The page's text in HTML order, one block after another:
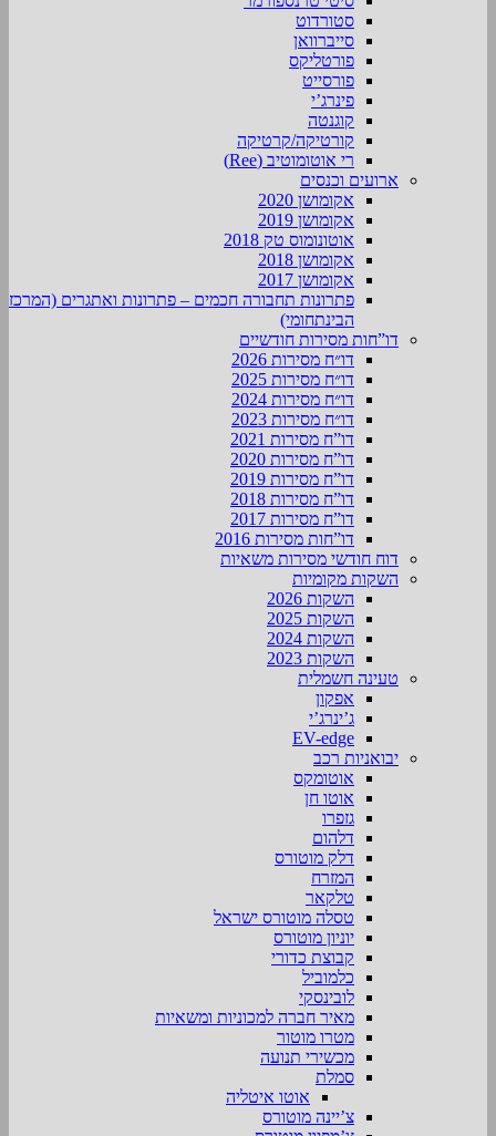
סטורדוט
סייברוואן
פורטליקס
פורסייט
פינרג’י
קוגנטה
קורטיקה/קרטיקה
רי אוטומוטיב (Ree)
ארועים וכנסים
אקומושן 2020
אקומושן 2019
אוטונומוס טק 2018
אקומושן 2018
אקומושן 2017
פתרונות תחבורה חכמים – פתרונות ואתגרים (המרכז
הבינתחומי)
דו”חות מסירות חודשיים
דו״ח מסירות 2026
דו״ח מסירות 2025
דו״ח מסירות 2024
דו״ח מסירות 2023
דו”ח מסירות 2021
דו”ח מסירות 2020
דו”ח מסירות 2019
דו”ח מסירות 2018
דו”ח מסירות 2017
דו”חות מסירות 2016
דוח חודשי מסירות משאיות
השקות מקומיות
השקות 2026
השקות 2025
השקות 2024
השקות 2023
טעינה חשמלית
אפקון
ג’ינרג’י
EV-edge
יבואניות רכב
אוטומקס
אוטו חן
גזפרו
דלהום
דלק מוטורס
המזרח
טלקאר
טסלה מוטורס ישראל
יוניון מוטורס
קבוצת כדורי
כלמוביל
לובינסקי
מאיר חברה למכוניות ומשאיות
מטרו מוטור
מכשירי תנועה
סמלת
אוטו איטליה
צ’יינה מוטורס